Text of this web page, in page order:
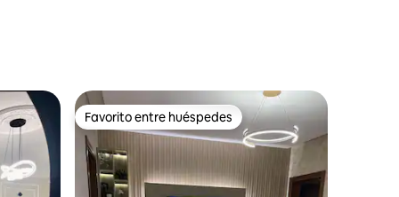
Favorito entre huéspedes
Favorito entre huéspedes